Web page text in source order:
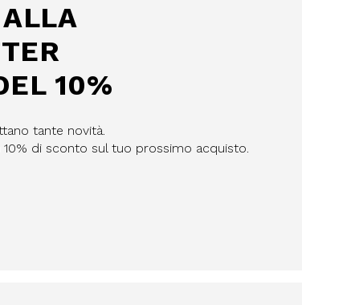
10%
tante novità.
di sconto sul tuo prossimo acquisto.